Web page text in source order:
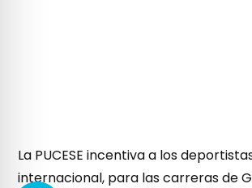
La PUCESE incentiva a los
internacional, para las carreras de